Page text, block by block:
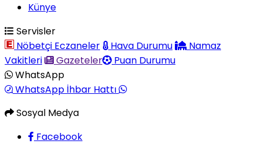
Künye
Servisler
Nöbetçi Eczaneler
Hava Durumu
Namaz
Vakitleri
Gazeteler
Puan Durumu
WhatsApp
WhatsApp İhbar Hattı
Sosyal Medya
Facebook